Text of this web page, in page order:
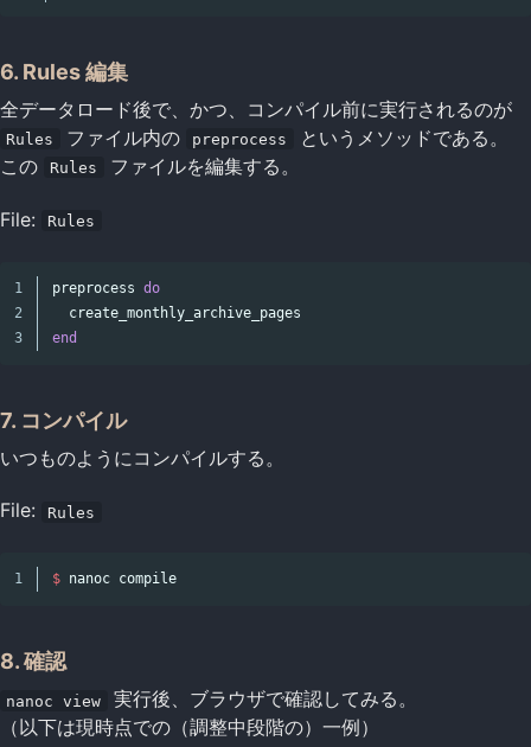
6. Rules 編集
全データロード後で、かつ、コンパイル前に実行されるのが
Rules ファイル内の preprocess
というメソッドである。
この
Rules ファイルを編集する。
File: Rules
1
2
preprocess do
create_monthly_archive_pages
end
7. コンパイル
いつものようにコンパイルする。
File: Rules
$ nanoc compile
8. 確認
nanoc view
実行後、ブラウザで確認してみる。
（以下は現時点での（調整中段階の）一例）